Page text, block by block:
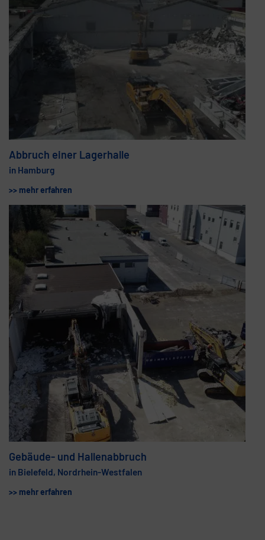
Abbruch einer Lagerhalle
in Hamburg
>> mehr erfahren
Gebäude- und Hallenabbruch
in Bielefeld, Nordrhein-Westfalen
>> mehr erfahren